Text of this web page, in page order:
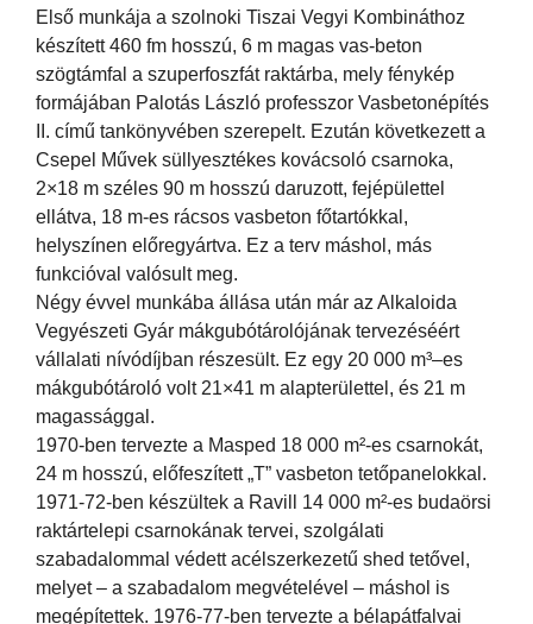
Első munkája a szolnoki Tiszai Vegyi Kombináthoz
készített 460 fm hosszú, 6 m magas vas-beton
szögtámfal a szuperfoszfát raktárba, mely fénykép
formájában Palotás László professzor Vasbetonépítés
II. című tankönyvében szerepelt. Ezután következett a
Csepel Művek süllyesztékes kovácsoló csarnoka,
2×18 m széles 90 m hosszú daruzott, fejépülettel
ellátva, 18 m-es rácsos vasbeton főtartókkal,
helyszínen előregyártva. Ez a terv máshol, más
funkcióval valósult meg.
Négy évvel munkába állása után már az Alkaloida
Vegyészeti Gyár mákgubótárolójának tervezéséért
vállalati nívódíjban részesült. Ez egy 20 000 m³–es
mákgubótároló volt 21×41 m alapterülettel, és 21 m
magassággal.
1970-ben tervezte a Masped 18 000 m²-es csarnokát,
24 m hosszú, előfeszített „T” vasbeton tetőpanelokkal.
1971-72-ben készültek a Ravill 14 000 m²-es budaörsi
raktártelepi csarnokának tervei, szolgálati
szabadalommal védett acélszerkezetű shed tetővel,
melyet – a szabadalom megvételével – máshol is
megépítettek. 1976-77-ben tervezte a bélapátfalvai